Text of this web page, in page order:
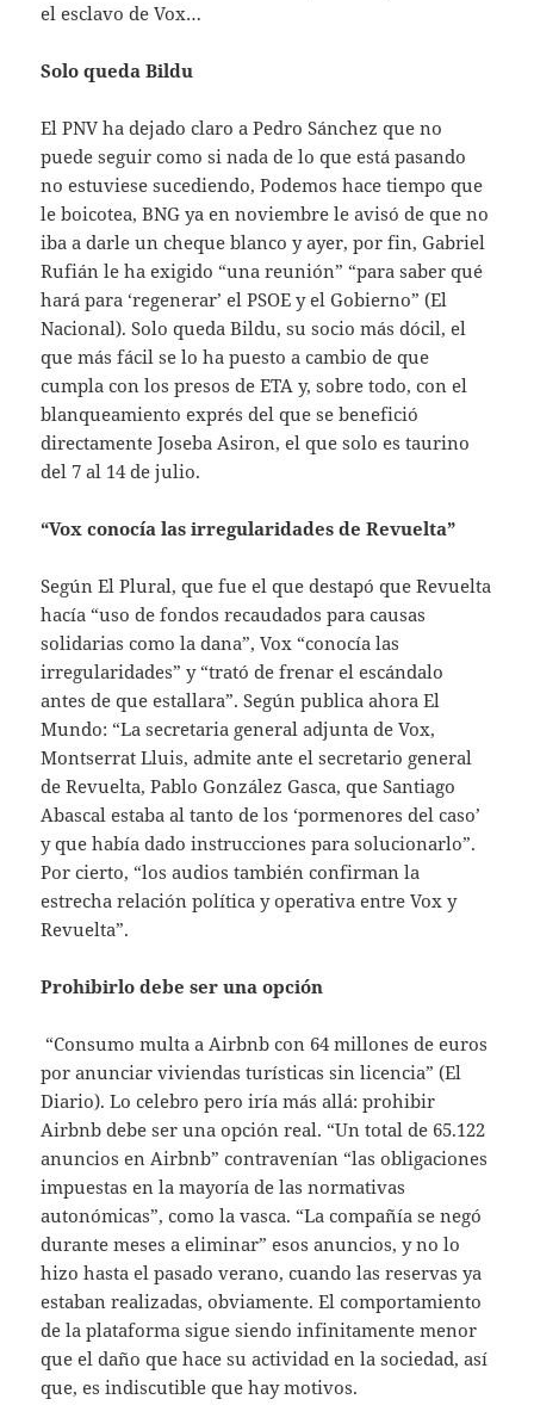
el esclavo de Vox…
Solo queda Bildu
El PNV ha dejado claro a Pedro Sánchez que no
puede seguir como si nada de lo que está pasando
no estuviese sucediendo, Podemos hace tiempo que
le boicotea, BNG ya en noviembre le avisó de que no
iba a darle un cheque blanco y ayer, por fin, Gabriel
Rufián le ha exigido “una reunión” “para saber qué
hará para ‘regenerar’ el PSOE y el Gobierno” (El
Nacional). Solo queda Bildu, su socio más dócil, el
que más fácil se lo ha puesto a cambio de que
cumpla con los presos de ETA y, sobre todo, con el
blanqueamiento exprés del que se benefició
directamente Joseba Asiron, el que solo es taurino
del 7 al 14 de julio.
“Vox conocía las irregularidades de Revuelta”
Según El Plural, que fue el que destapó que Revuelta
hacía “uso de fondos recaudados para causas
solidarias como la dana”, Vox “conocía las
irregularidades” y “trató de frenar el escándalo
antes de que estallara”. Según publica ahora El
Mundo: “La secretaria general adjunta de Vox,
Montserrat Lluis, admite ante el secretario general
de Revuelta, Pablo González Gasca, que Santiago
Abascal estaba al tanto de los ‘pormenores del caso’
y que había dado instrucciones para solucionarlo”.
Por cierto, “los audios también confirman la
estrecha relación política y operativa entre Vox y
Revuelta”.
Prohibirlo debe ser una opción
“Consumo multa a Airbnb con 64 millones de euros
por anunciar viviendas turísticas sin licencia” (El
Diario). Lo celebro pero iría más allá: prohibir
Airbnb debe ser una opción real. “Un total de 65.122
anuncios en Airbnb” contravenían “las obligaciones
impuestas en la mayoría de las normativas
autonómicas”, como la vasca. “La compañía se negó
durante meses a eliminar” esos anuncios, y no lo
hizo hasta el pasado verano, cuando las reservas ya
estaban realizadas, obviamente. El comportamiento
de la plataforma sigue siendo infinitamente menor
que el daño que hace su actividad en la sociedad, así
que, es indiscutible que hay motivos.